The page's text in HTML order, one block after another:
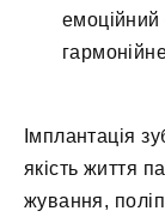
емоційний
Імплантація
якість життя
жування,